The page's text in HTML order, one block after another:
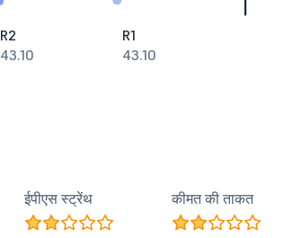
R2
43.10
R1
43.10
ईपीएस स्ट्रेंथ कीमत की ताकत